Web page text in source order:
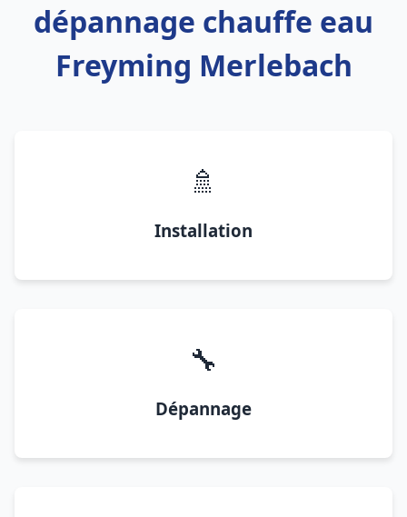
dépannage chauffe eau
Freyming Merlebach
🚿
Installation
🔧
Dépannage